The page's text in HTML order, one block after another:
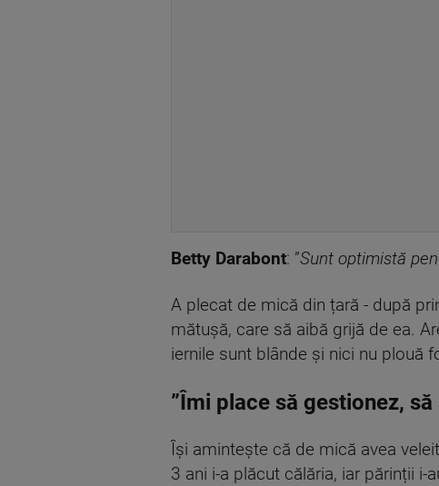
Betty Darabont: ”Sunt optimistă
A plecat de mică din țară - după
mătușă, care să aibă grijă de ea.
iernile sunt blânde și nici nu plouă
”Îmi place să gestionez,
Își amintește că de mică avea
3 ani i-a plăcut călăria, iar părinții i-